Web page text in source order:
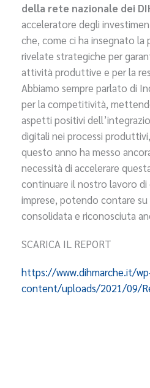
della rete nazionale dei
acceleratore degli
che, come ci ha insegnato la
rivelate strategiche per
attività produttive e per la
Abbiamo sempre parlato di
per la competitività,
aspetti positivi
digitali nei processi
questo anno ha messo
necessità di accelerare
continuare il nostro lavoro
imprese, potendo contare
consolidata e riconosciuta
SCARICA IL REPORT
https://www.dihmarche.it/
content/uploads/2021/09/